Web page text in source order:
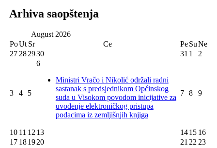
Arhiva saopštenja
August 2026
PoUt Sr Ce PeSuNe
27282930 31 1 2
3 4 5
6
Ministri Vračo i Nikolić održali radni
sastanak s predsjednikom Općinskog
suda u Visokom povodom inicijative za
uvođenje elektroničkog pristupa
podacima iz zemljišnjih knjiga
7 8 9
10 11 1213 1415 16
17 181920 212223